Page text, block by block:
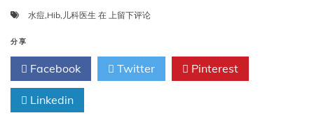
水痘,Hib, 儿科医生 在 儿
生
回
忆
上留下评论
分享
Facebook Twitter Pinterest
Linkedin